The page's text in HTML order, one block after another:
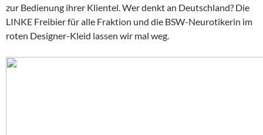
zur Bedienung ihrer Klientel. Wer denkt an Deutschland? Die
LINKE Freibier für alle Fraktion und die BSW-Neurotikerin im
roten Designer-Kleid lassen wir mal weg.